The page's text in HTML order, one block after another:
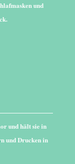
und
und hält sie in
und Drucken in